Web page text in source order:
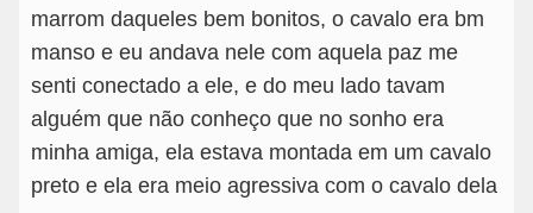
marrom daqueles bem bonitos, o cavalo era bm
manso e eu andava nele com aquela paz me
senti conectado a ele, e do meu lado tavam
alguém que não conheço que no sonho era
minha amiga, ela estava montada em um cavalo
preto e ela era meio agressiva com o cavalo dela